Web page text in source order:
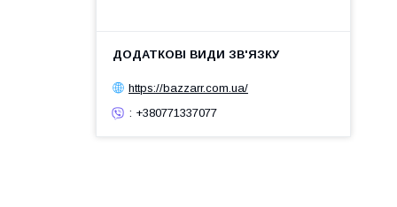
https://bazzarr.com.ua/
: +380771337077